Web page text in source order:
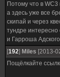
Потому что в
а здесь уже все
скипай и через
тундре
и Гарроша
[192] Miles [2013-
Пощёлкайте